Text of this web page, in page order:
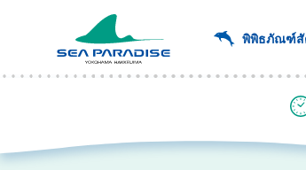
พิพิธภัณฑ์สั